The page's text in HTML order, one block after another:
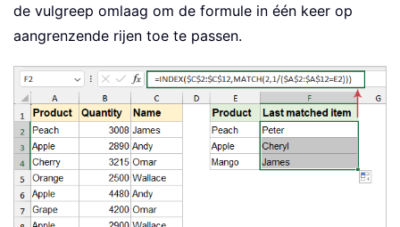
de vulgreep omlaag om de formule in één keer op
aangrenzende rijen toe te passen.